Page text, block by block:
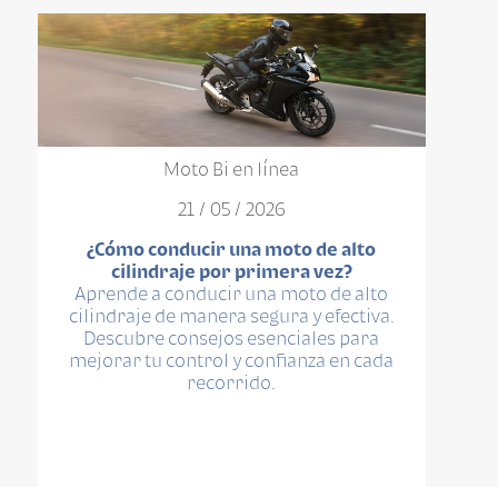
Moto Bi en línea
21 / 05 / 2026
¿Cómo conducir una moto de alto
cilindraje por primera vez?
Aprende a conducir una moto de alto
cilindraje de manera segura y efectiva.
Descubre consejos esenciales para
mejorar tu control y confianza en cada
recorrido.